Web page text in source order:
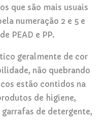
que são mais usuais
numeração 2 e 5 e
PEAD e PP.
geralmente de cor
não quebrando
estão contidos na
de higiene,
de detergente,